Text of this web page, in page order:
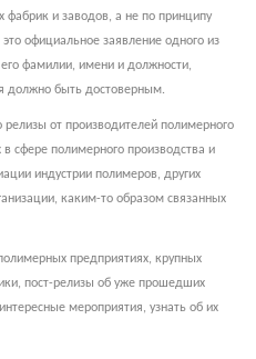
фабрик и заводов, а не по принципу
официальное заявление одного из
фамилии, имени и должности,
должно быть достоверным.
релизы от производителей полимерного
сфере полимерного производства и
индустрии полимеров, других
каким-то образом связанных
предприятиях, крупных
пост-релизы об уже прошедших
мероприятия, узнать об их